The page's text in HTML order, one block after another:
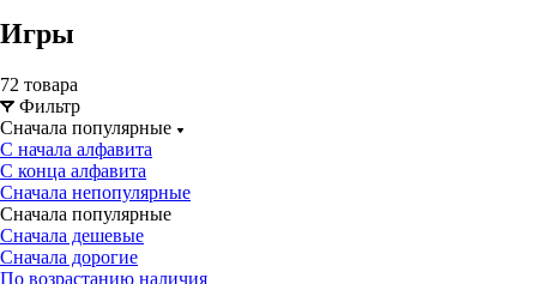
Игры
72 товара
Фильтр
Сначала популярные
С начала алфавита
С конца алфавита
Сначала непопулярные
Сначала популярные
Сначала дешевые
Сначала дорогие
По возрастанию наличия